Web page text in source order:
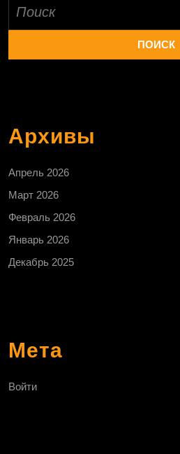
Архивы
Апрель 2026
Март 2026
Февраль 2026
Январь 2026
Декабрь 2025
Мета
Войти